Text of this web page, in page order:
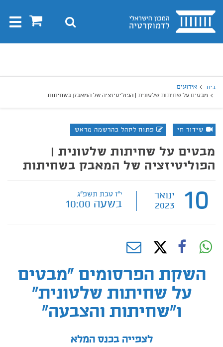
בית 0 חיפוש
בית
אירועים
מבטים על שחיתות שלטונית | הפוליטיזציה של המאבק בשחיתות
שידור חי פתוח לקהל בהרשמה מראש
מבטים על שחיתות שלטונית |
הפוליטיזציה של המאבק בשחיתות
10
ינואר
2023
י"ז טבת תשפ"ג
בשעה 10:00
השקת הפרסומים "מבטים
על שחיתות שלטונית"
ו"שחיתות והצבעה"
לצפייה בכנס המלא